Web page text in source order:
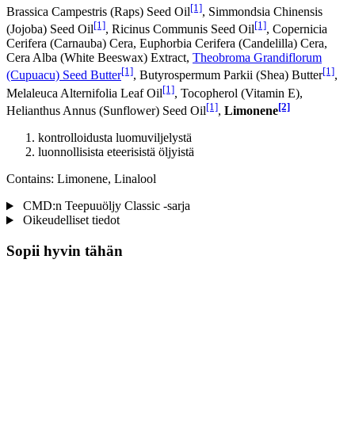
Brassica Campestris (Raps) Seed Oil[1], Simmondsia Chinensis
(Jojoba) Seed Oil[1], Ricinus Communis Seed Oil[1], Copernicia
Cerifera (Carnauba) Cera, Euphorbia Cerifera (Candelilla) Cera,
Cera Alba (White Beeswax) Extract, Theobroma Grandiflorum
(Cupuacu) Seed Butter[1], Butyrospermum Parkii (Shea) Butter[1],
Melaleuca Alternifolia Leaf Oil[1], Tocopherol (Vitamin E),
Helianthus Annus (Sunflower) Seed Oil[1], Limonene[2]
kontrolloidusta luomuviljelystä
luonnollisista eteerisistä öljyistä
Contains: Limonene, Linalool
CMD:n Teepuuöljy Classic -sarja
Oikeudelliset tiedot
Sopii hyvin tähän